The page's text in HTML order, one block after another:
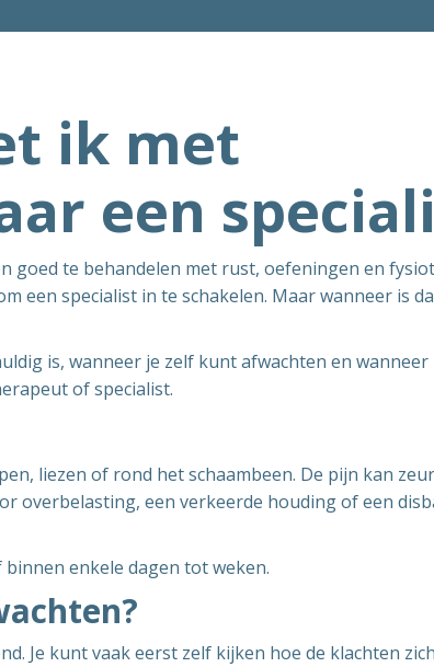
ik met
een
goed te behandelen met rust, oefeningen en
een specialist in te schakelen. Maar wanneer is
is, wanneer je zelf kunt afwachten en wanneer
of specialist.
liezen of rond het schaambeen. De pijn kan
overbelasting, een verkeerde houding of een
enkele dagen tot weken.
Je kunt vaak eerst zelf kijken hoe de klachten zich